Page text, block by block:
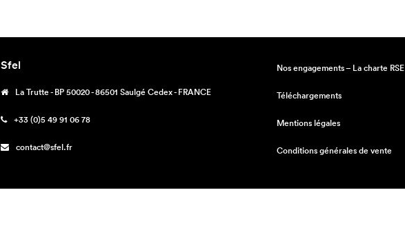
Sfel
La Trutte - BP 50020 - 86501 Saulgé Cedex - FRANCE
+33 (0)5 49 91 06 78
contact@sfel.fr
Nos engagements – La charte RSE
Téléchargements
Mentions légales
Conditions générales de vente